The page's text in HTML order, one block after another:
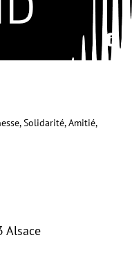
- Emmène-moi 
Solidarité, Amitié,
Alsace